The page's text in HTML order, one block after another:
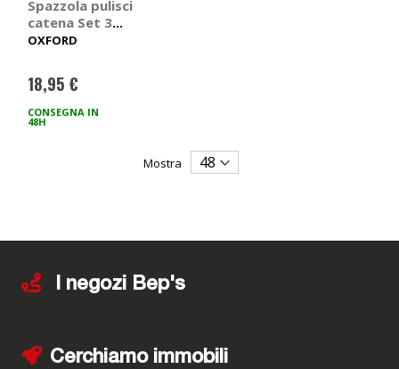
Spazzola pulisci
catena Set 3
spazzole Cycle Pro -
OXFORD
18,95 €
CONSEGNA IN
48H
Mostra
I negozi Bep's
Cerchiamo immobili